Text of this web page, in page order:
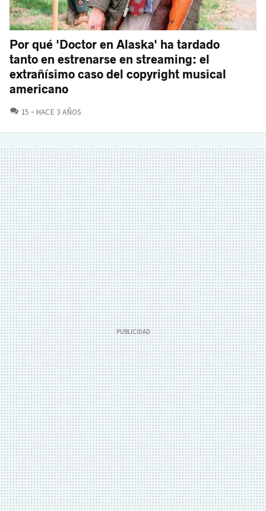
Por qué 'Doctor en Alaska' ha tardado
tanto en estrenarse en streaming: el
extrañísimo caso del copyright musical
americano
15 COMENTARIOS
HACE 3 AÑOS